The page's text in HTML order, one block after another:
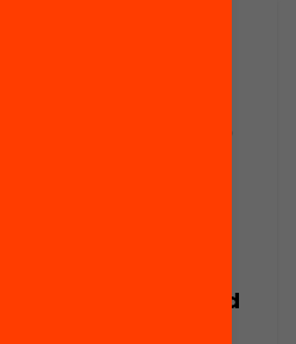
Taller de Speed